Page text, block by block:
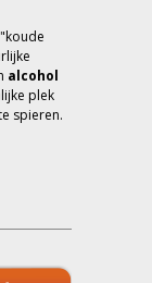
alcohol
plek
spieren.